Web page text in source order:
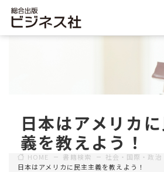
日本はアメリカ
義を教えよう！
HOME 書籍検索
社会・国際・政治
日本はアメリカに民主主義を教えよう！